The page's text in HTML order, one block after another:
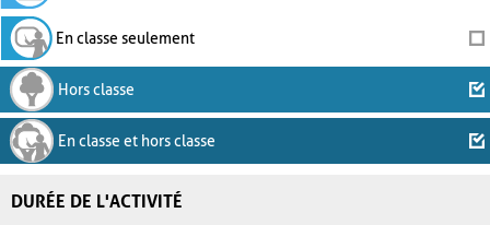
En classe seulement
Hors classe
En classe et hors classe
DURÉE DE L'ACTIVITÉ